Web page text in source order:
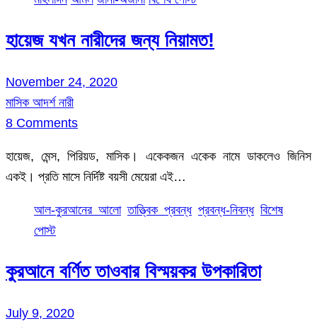
হায়েজ যখন নারীদের জন্য নিয়ামত!
November 24, 2020
মাসিক আদর্শ নারী
8 Comments
হায়েজ, মেন্স, পিরিয়ড, মাসিক। একেকজন একেক নামে ডাকলেও জিনিস
একই। প্রতি মাসে নির্দিষ্ট বয়সী মেয়েরা এই…
আল-কুরআনের আলো তাত্ত্বিক প্রবন্ধ প্রবন্ধ-নিবন্ধ বিশেষ
পোস্ট
কুরআনে বর্ণিত তাওবার বিস্ময়কর উপকারিতা
July 9, 2020